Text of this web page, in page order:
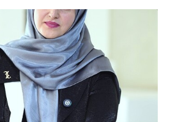
بسیار عالی
عاالی بودن
بدنبود
بنده زایم
واقعا کارشون عالیه من برای
ایشون رفته بودم که با داروهای
هفته نشده رو به بهبودی رفتم